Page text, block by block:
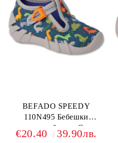
BEFADO SPEEDY
110N495 Бебешки
текстилни обувки, Сини с
динозаври
€20.40 39.90лв.